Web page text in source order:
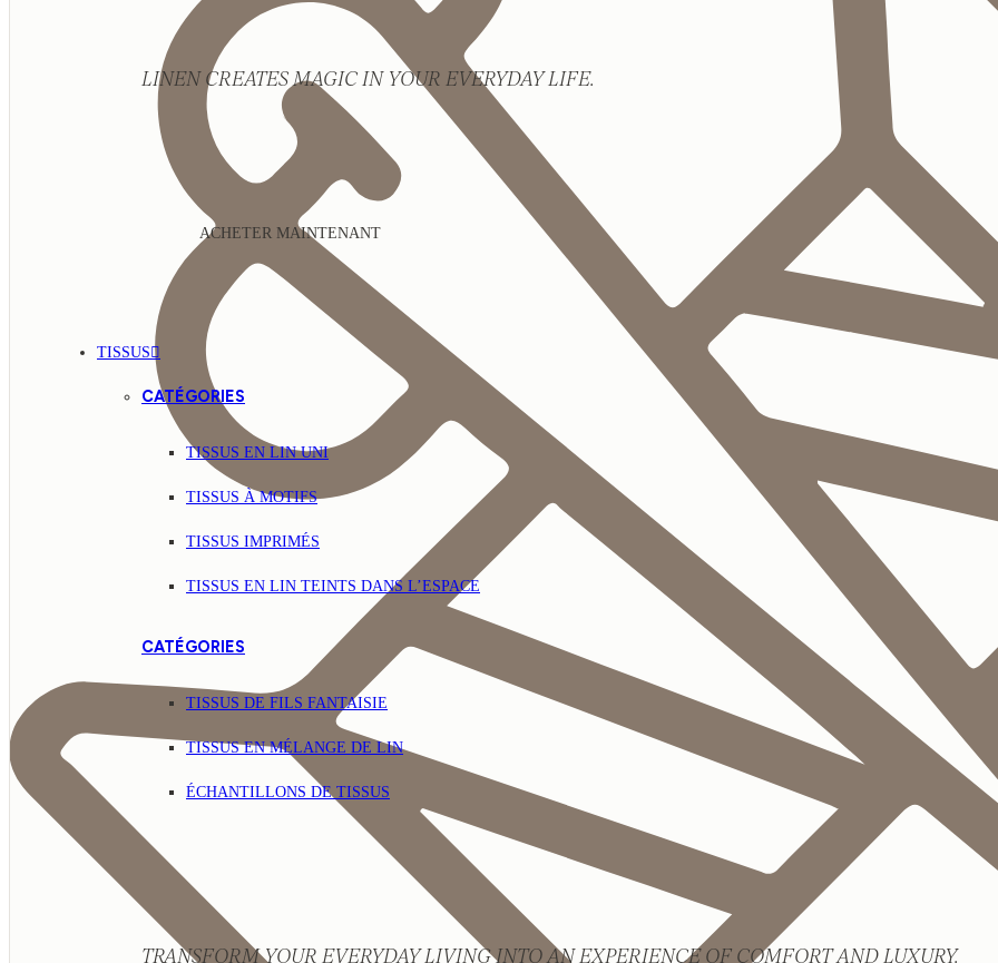
LINEN CREATES MAGIC IN YOUR EVERYDAY LIFE.
ACHETER MAINTENANT
TISSUS
CATÉGORIES
TISSUS EN LIN UNI
TISSUS À MOTIFS
TISSUS IMPRIMÉS
TISSUS EN LIN TEINTS DANS L’ESPACE
CATÉGORIES
TISSUS DE FILS FANTAISIE
TISSUS EN MÉLANGE DE LIN
ÉCHANTILLONS DE TISSUS
TRANSFORM YOUR EVERYDAY LIVING INTO AN EXPERIENCE OF COMFORT AND LUXURY.